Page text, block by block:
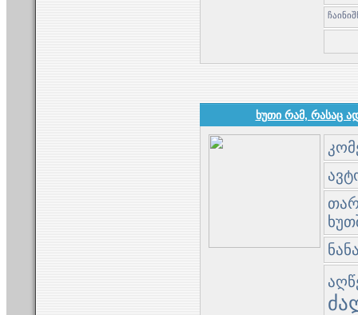
ხუთი რამ, რასაც